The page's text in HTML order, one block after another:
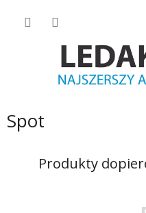
Spot
Produkty